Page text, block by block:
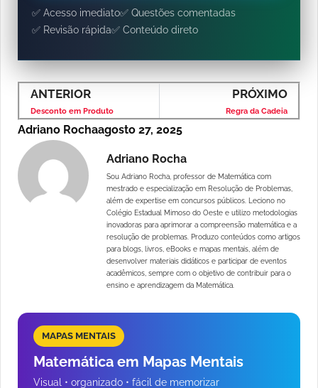
✅ Acesso imediato✅ Questões comentadas
✅ Revisão rápida✅ Conteúdo direto
ANTERIOR
Desconto em Produto
PRÓXIMO
Regra da Cadeia
Adriano Rochaagosto 27, 2025
Adriano Rocha
Sou Adriano Rocha, professor de Matemática com
mestrado e especialização em Resolução de Problemas,
além de expertise em concursos públicos. Leciono no
Colégio Estadual Mimoso do Oeste e utilizo metodologias
inovadoras para aprimorar a compreensão matemática e a
resolução de problemas. Produzo conteúdos como artigos
para blogs, livros, eBooks e mapas mentais, além de
desenvolver materiais didáticos e participar de eventos
acadêmicos, sempre com o objetivo de contribuir para o
ensino e aprendizagem da Matemática.
MAPAS MENTAIS
Matemática em Mapas Mentais
Visual • organizado • fácil de memorizar